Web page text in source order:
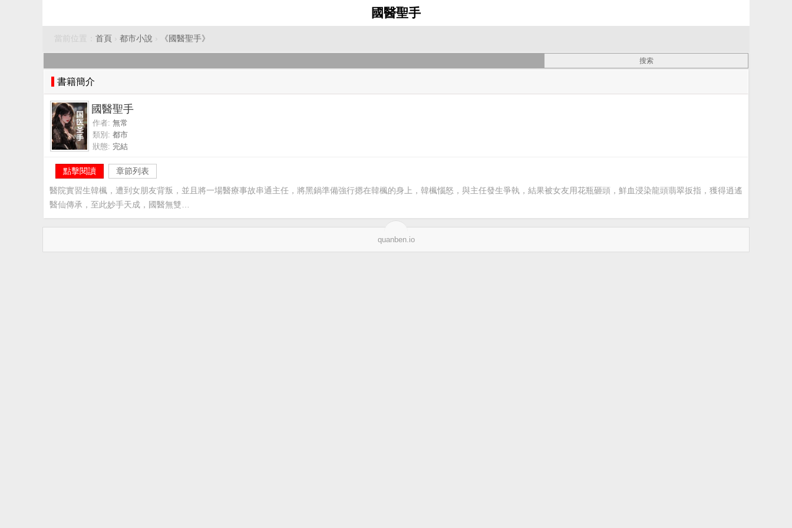
國醫聖手
當前位置： 首頁 › 都市小說 › 《國醫聖手》
書籍簡介
國醫聖手
作者: 無常
類別: 都市
狀態: 完結
點擊閱讀 章節列表
醫院實習生韓楓，遭到女朋友背叛，並且將一場醫療事故串通主任，將黑鍋準備強行摁在韓楓的身上，韓楓惱怒，與主任發生爭執，結果被女友用花瓶砸頭，鮮血浸染龍頭翡翠扳指，獲得逍遙
醫仙傳承，至此妙手天成，國醫無雙…
quanben.io